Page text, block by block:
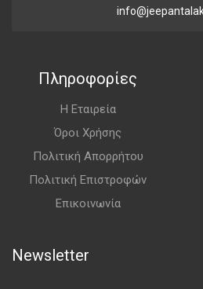
Πληροφορίες
Η Εταιρεία
Όροι Χρήσης
Πολιτική Απορρήτου
Πολιτική Επιστροφών
Επικοινωνία
Newsletter